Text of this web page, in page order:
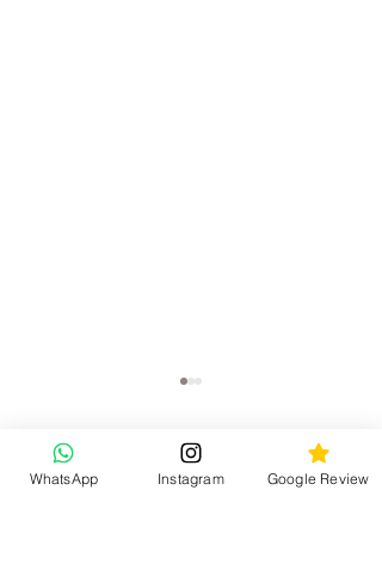
留言
WhatsApp Instagram Google Review